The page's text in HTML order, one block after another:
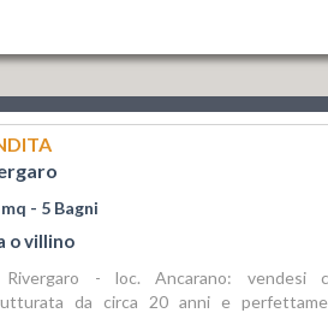
- 5 Bagni
o villino
Rivergaro - loc. Ancarano: vendesi
da circa 20 anni e